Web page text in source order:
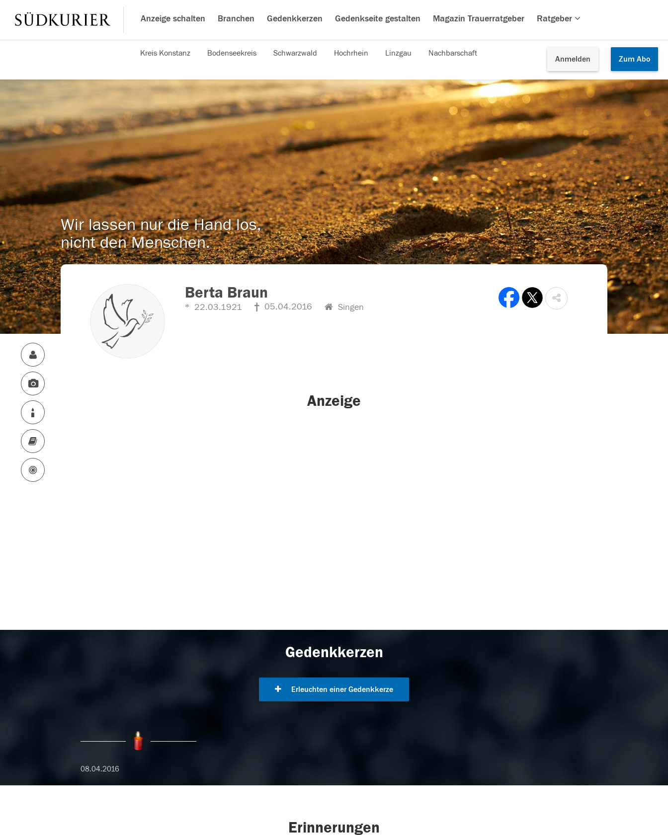
Anzeige schalten Branchen Gedenkkerzen Gedenkseite gestalten Magazin Trauerratgeber Ratgeber
Anmelden Zum Abo
Kreis Konstanz Bodenseekreis Schwarzwald Hochrhein Linzgau Nachbarschaft
Wir lassen nur die Hand los,
nicht den Menschen.
Berta Braun
22.03.1921 05.04.2016 Singen
Anzeige
Gedenkkerzen
Erleuchten einer Gedenkkerze
08.04.2016
Erinnerungen